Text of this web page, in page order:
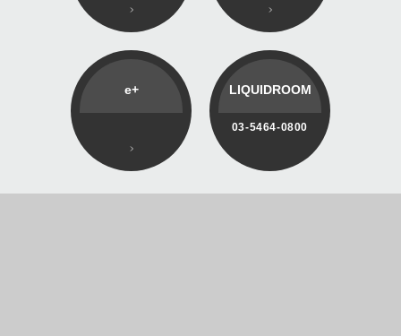
e+ LIQUIDROOM
03-5464-0800